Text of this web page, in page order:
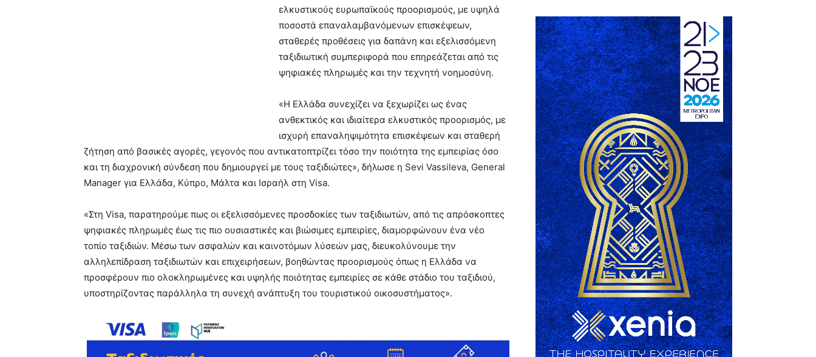
ελκυστικούς ευρωπαϊκούς προορισμούς, με υψηλά
ποσοστά επαναλαμβανόμενων επισκέψεων,
σταθερές προθέσεις για δαπάνη και εξελισσόμενη
ταξιδιωτική συμπεριφορά που επηρεάζεται από τις
ψηφιακές πληρωμές και την τεχνητή νοημοσύνη.
«Η Ελλάδα συνεχίζει να ξεχωρίζει ως ένας
ανθεκτικός και ιδιαίτερα ελκυστικός προορισμός, με
ισχυρή επαναληψιμότητα επισκέψεων και σταθερή
ζήτηση από βασικές αγορές, γεγονός που αντικατοπτρίζει τόσο την ποιότητα της εμπειρίας όσο
και τη διαχρονική σύνδεση που δημιουργεί με τους ταξιδιώτες», δήλωσε η Sevi Vassileva, General
Manager για Ελλάδα, Κύπρο, Μάλτα και Ισραήλ στη Visa.
«Στη Visa, παρατηρούμε πως οι εξελισσόμενες προσδοκίες των ταξιδιωτών, από τις απρόσκοπτες
ψηφιακές πληρωμές έως τις πιο ουσιαστικές και βιώσιμες εμπειρίες, διαμορφώνουν ένα νέο
τοπίο ταξιδιών. Μέσω των ασφαλών και καινοτόμων λύσεών μας, διευκολύνουμε την
αλληλεπίδραση ταξιδιωτών και επιχειρήσεων, βοηθώντας προορισμούς όπως η Ελλάδα να
προσφέρουν πιο ολοκληρωμένες και υψηλής ποιότητας εμπειρίες σε κάθε στάδιο του ταξιδιού,
υποστηρίζοντας παράλληλα τη συνεχή ανάπτυξη του τουριστικού οικοσυστήματος».